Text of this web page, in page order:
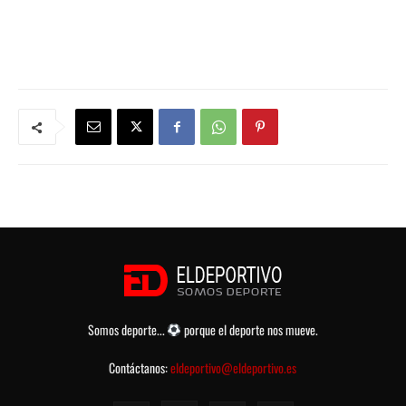
Somos deporte...
porque el deporte nos mueve.
Contáctanos:eldeportivo@eldeportivo.es